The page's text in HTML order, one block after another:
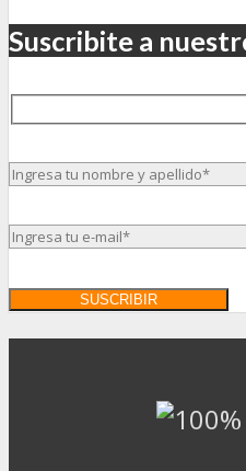
Suscribite a